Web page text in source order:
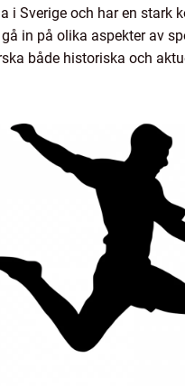
i Sverige och har en
in på olika aspekter av
både historiska och